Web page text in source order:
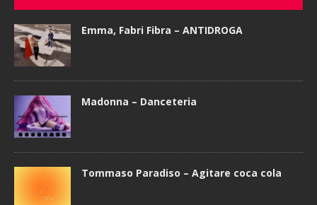
Emma, Fabri Fibra – ANTIDROGA
Madonna – Danceteria
Tommaso Paradiso – Agitare coca cola